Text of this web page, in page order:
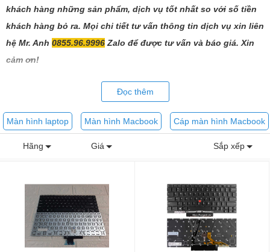
khách hàng những sản phẩm, dịch vụ tốt nhất so với số tiền
khách hàng bỏ ra. Mọi chi tiết tư vấn thông tin dịch vụ xin liên
hệ Mr. Anh 0855.96.9996 Zalo để được tư vấn và báo giá. Xin
cảm ơn!
Đọc thêm
Màn hình laptop Màn hình Macbook Cáp màn hình Macbook
Hãng Giá Sắp xếp